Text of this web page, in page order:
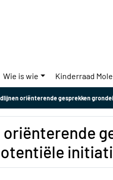
Wie is wie Kinderraad
oriënterende gesprekken grondeigenaren en